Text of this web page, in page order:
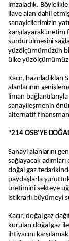
imzaladık.
ilave alan dahil
sanayicilerimizin
karşılayarak
sürdürülmesini
yüzölçümümüzün
ülke
Kacır,
alanlarının
liman
sanayileşmenin
alternatif
"214 OSB'YE
Sanayi alanlarını
sağlayacak
doğal gaz
paydaşlarla
üretimini sekteye
istikrarlı büyümeyi
Kacır, doğal gaz
kurulan doğal gaz
ihtiyacını